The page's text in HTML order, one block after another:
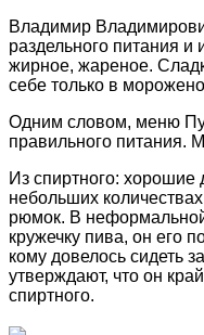
Владимир
раздельного питания
жирное, жареное.
себе только в
Одним словом, меню
правильного питания.
Из спиртного: хорошие
небольших
рюмок. В
кружечку пива, он его
кому довелось сидеть
утверждают, что он
спиртного.